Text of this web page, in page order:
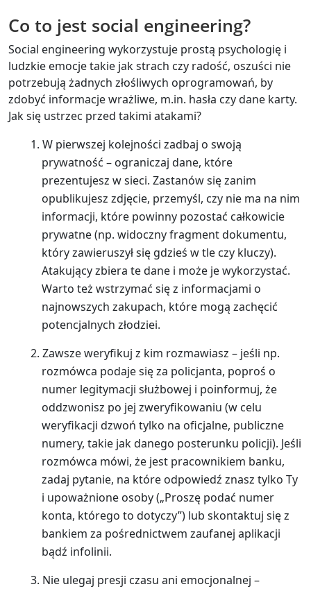
Co to jest social engineering?
Social engineering wykorzystuje prostą psychologię i
ludzkie emocje takie jak strach czy radość, oszuści nie
potrzebują żadnych złośliwych oprogramowań, by
zdobyć informacje wrażliwe, m.in. hasła czy dane karty.
Jak się ustrzec przed takimi atakami?
W pierwszej kolejności zadbaj o swoją
prywatność – ograniczaj dane, które
prezentujesz w sieci. Zastanów się zanim
opublikujesz zdjęcie, przemyśl, czy nie ma na nim
informacji, które powinny pozostać całkowicie
prywatne (np. widoczny fragment dokumentu,
który zawieruszył się gdzieś w tle czy kluczy).
Atakujący zbiera te dane i może je wykorzystać.
Warto też wstrzymać się z informacjami o
najnowszych zakupach, które mogą zachęcić
potencjalnych złodziei.
Zawsze weryfikuj z kim rozmawiasz – jeśli np.
rozmówca podaje się za policjanta, poproś o
numer legitymacji służbowej i poinformuj, że
oddzwonisz po jej zweryfikowaniu (w celu
weryfikacji dzwoń tylko na oficjalne, publiczne
numery, takie jak danego posterunku policji). Jeśli
rozmówca mówi, że jest pracownikiem banku,
zadaj pytanie, na które odpowiedź znasz tylko Ty
i upoważnione osoby („Proszę podać numer
konta, którego to dotyczy”) lub skontaktuj się z
bankiem za pośrednictwem zaufanej aplikacji
bądź infolinii.
Nie ulegaj presji czasu ani emocjonalnej –